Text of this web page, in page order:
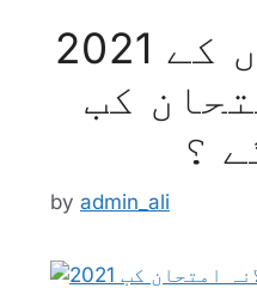
2021 میں سکولوں کے
کب
؟
by admin_ali